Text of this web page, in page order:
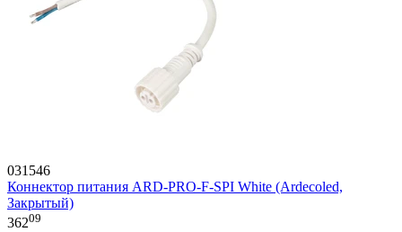
031546
Коннектор питания ARD-PRO-F-SPI White (Ardecoled,
Закрытый)
36209